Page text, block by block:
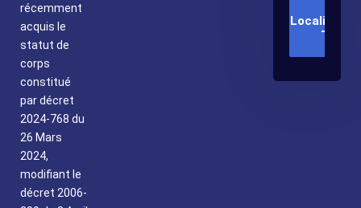
récemment
acquis le
statut de
corps
constitué
par décret
2024-768 du
26 Mars
2024,
modifiant le
décret 2006-